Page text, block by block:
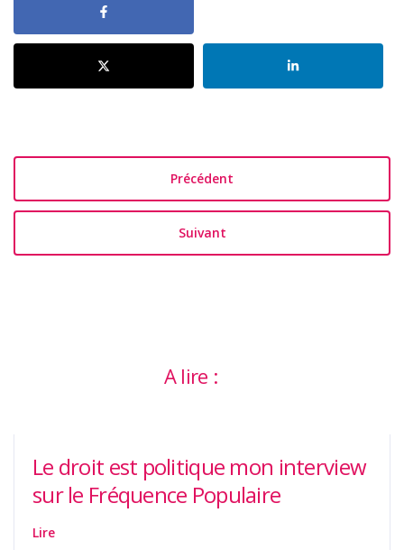
Précédent
Suivant
A lire :
Le droit est politique mon interview
sur le Fréquence Populaire
Lire